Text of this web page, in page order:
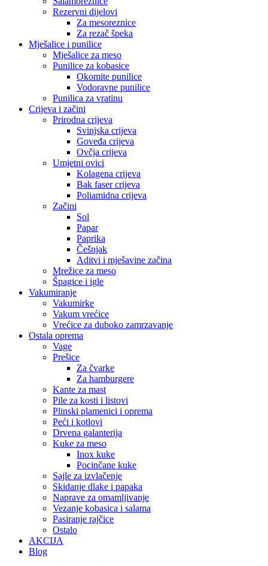
Rezervni dijelovi
Za mesoreznice
Za rezač špeka
Mješalice i punilice
Mješalice za meso
Punilice za kobasice
Okomite punilice
Vodoravne punilice
Punilica za vratinu
Crijeva i začini
Prirodna crijeva
Svinjska crijeva
Goveđa crijeva
Ovčja crijeva
Umjetni ovici
Kolagena crijeva
Bak faser crijeva
Poliamidna crijeva
Začini
Sol
Papar
Paprika
Češnjak
Aditvi i mješavine začina
Mrežice za meso
Špagice i igle
Vakumiranje
Vakumirke
Vakum vrećice
Vrećice za duboko zamrzavanje
Ostala oprema
Vage
Prešice
Za čvarke
Za hamburgere
Kante za mast
Pile za kosti i listovi
Plinski plamenici i oprema
Peći i kotlovi
Drvena galanterija
Kuke za meso
Inox kuke
Pocinčane kuke
Sajle za izvlačenje
Skidanje dlake i papaka
Naprave za omamljivanje
Vezanje kobasica i salama
Pasiranje rajčice
Ostalo
AKCIJA
Blog